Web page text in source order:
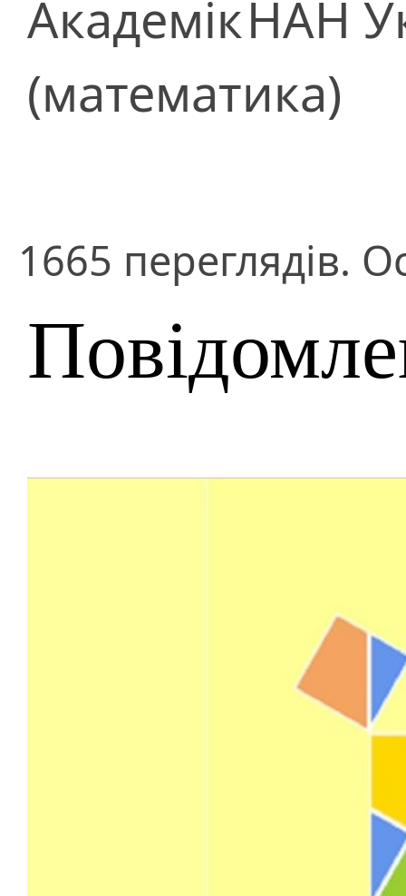
АкадемікНАН
(математика)
1665 переглядів.